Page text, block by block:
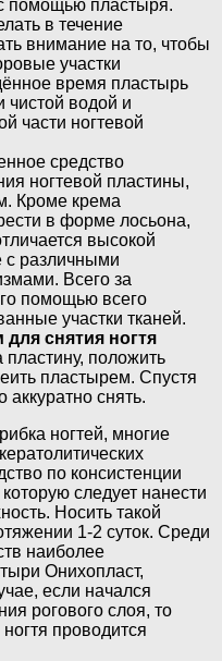
помощью пластыря.
в течение
внимание на то, чтобы
участки
время пластырь
чистой водой и
части ногтевой
средство
ногтевой пластины,
Кроме крема
в форме лосьона,
высокой
с различными
Всего за
помощью всего
участки тканей.
для снятия ногтя
пластину, положить
пластырем. Спустя
аккуратно снять.
ногтей, многие
по консистенции
следует нанести
Носить такой
1-2 суток. Среди
наиболее
Онихопласт,
если начался
рогового слоя, то
проводится